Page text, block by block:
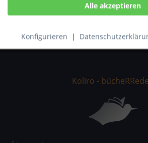
Konfigurieren |
Bewertungen lesen, schreiben und
Koliro -